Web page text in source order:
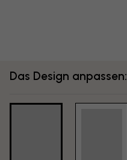
Das Design anpassen: